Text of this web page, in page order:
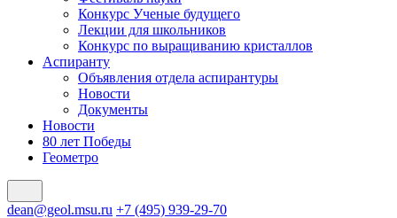
Конкурс Ученые будущего
Лекции для школьников
Конкурс по выращиванию кристаллов
Аспиранту
Объявления отдела аспирантуры
Новости
Документы
Новости
80 лет Победы
Геометро
dean@geol.msu.ru +7 (495) 939-29-70